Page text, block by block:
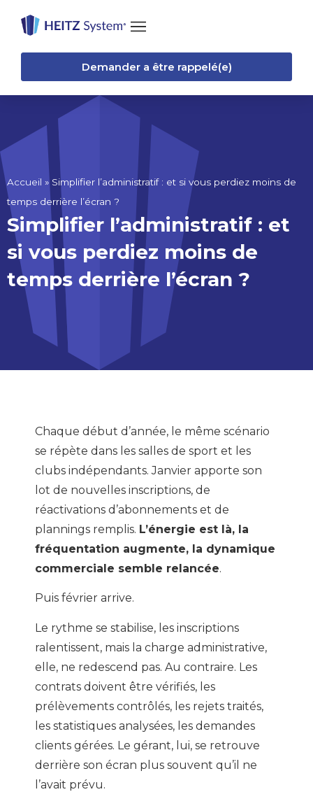
Demander a être rappelé(e)
Accueil » Simplifier l’administratif : et si vous perdiez moins de
temps derrière l’écran ?
Simplifier l’administratif : et
si vous perdiez moins de
temps derrière l’écran ?
Chaque début d’année, le même scénario
se répète dans les salles de sport et les
clubs indépendants. Janvier apporte son
lot de nouvelles inscriptions, de
réactivations d’abonnements et de
plannings remplis. L’énergie est là, la
fréquentation augmente, la dynamique
commerciale semble relancée.
Puis février arrive.
Le rythme se stabilise, les inscriptions
ralentissent, mais la charge administrative,
elle, ne redescend pas. Au contraire. Les
contrats doivent être vérifiés, les
prélèvements contrôlés, les rejets traités,
les statistiques analysées, les demandes
clients gérées. Le gérant, lui, se retrouve
derrière son écran plus souvent qu’il ne
l’avait prévu.